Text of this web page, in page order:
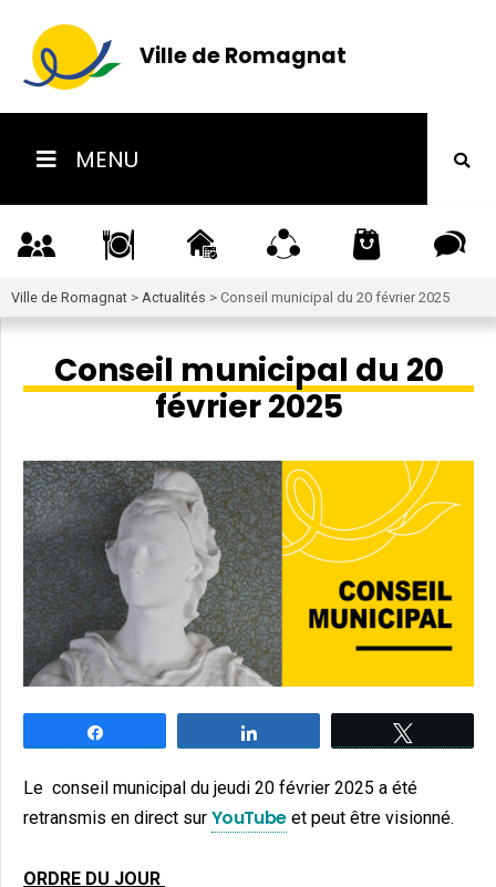
Ville de Romagnat
MENU
Ville de Romagnat > Actualités > Conseil municipal du 20 février 2025
Conseil municipal du 20
février 2025
Le conseil municipal du jeudi 20 février 2025 a été
retransmis en direct sur YouTubeet peut être visionné.
ORDRE DU JOUR